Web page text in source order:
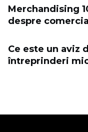
Merchandising
despre
Ce este un aviz
întreprinderi